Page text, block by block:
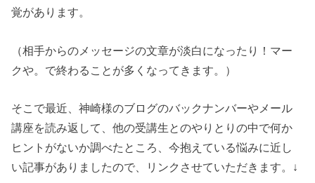
覚があります。
（相手からのメッセージの文章が淡白になったり！マー
クや。で終わることが多くなってきます。）
そこで最近、神崎様のブログのバックナンバーやメール
講座を読み返して、他の受講生とのやりとりの中で何か
ヒントがないか調べたところ、今抱えている悩みに近し
い記事がありましたので、リンクさせていただきます。↓